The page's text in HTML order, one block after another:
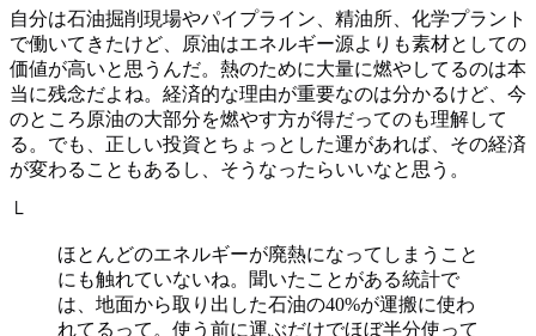
自分は石油掘削現場やパイプライン、精油所、化学プラント
で働いてきたけど、原油はエネルギー源よりも素材としての
価値が高いと思うんだ。熱のために大量に燃やしてるのは本
当に残念だよね。経済的な理由が重要なのは分かるけど、今
のところ原油の大部分を燃やす方が得だってのも理解して
る。でも、正しい投資とちょっとした運があれば、その経済
が変わることもあるし、そうなったらいいなと思う。
└
ほとんどのエネルギーが廃熱になってしまうこと
にも触れていないね。聞いたことがある統計で
は、地面から取り出した石油の40%が運搬に使わ
れてるって。使う前に運ぶだけでほぼ半分使って